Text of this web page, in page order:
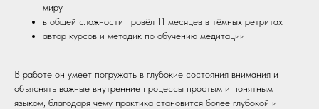
миру
в общей сложности провёл 11 месяцев в тёмных ретритах
автор курсов и методик по обучению медитации
В работе он умеет погружать в глубокие состояния внимания и
объяснять важные внутренние процессы простым и понятным
языком, благодаря чему практика становится более глубокой и